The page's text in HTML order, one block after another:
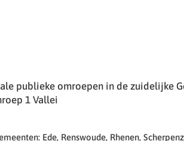
publieke omroepen in de zuidelijke
1 Vallei
Ede, Renswoude, Rhenen,